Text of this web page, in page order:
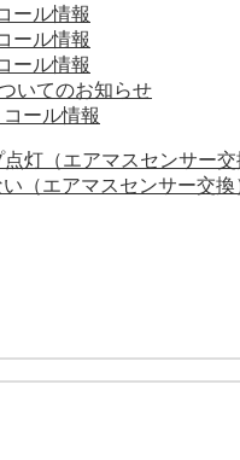
ール情報
ール情報
ール情報
いてのお知らせ
ール情報
灯（エアマスセンサー交
（エアマスセンサー交換